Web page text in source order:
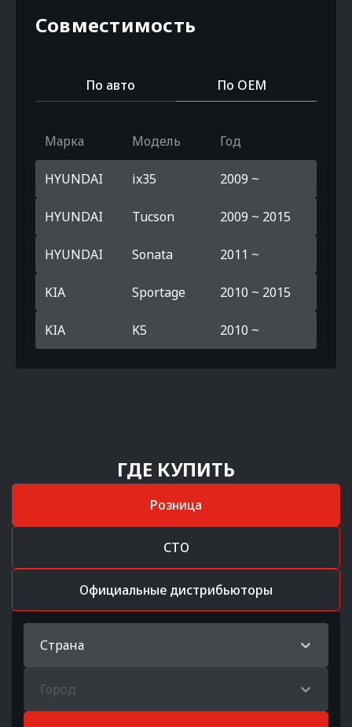
Совместимость
По авто По OEM
Марка Модель Год
HYUNDAI ix35 2009 ~
HYUNDAI Tucson 2009 ~ 2015
HYUNDAI Sonata 2011 ~
KIA Sportage 2010 ~ 2015
KIA K5 2010 ~
ГДЕ КУПИТЬ
Розница
СТО
Официальные дистрибьюторы
Страна
Город